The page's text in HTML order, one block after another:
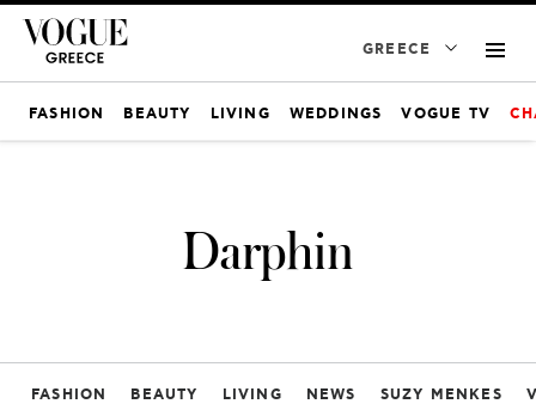
GREECE
FASHION BEAUTY LIVING WEDDINGS VOGUE TV
Darphin
FASHION BEAUTY LIVING NEWS SUZY MENKES